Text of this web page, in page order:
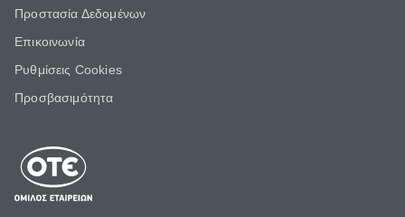
Προστασία Δεδομένων
Επικοινωνία
Ρυθμίσεις Cookies
Προσβασιμότητα